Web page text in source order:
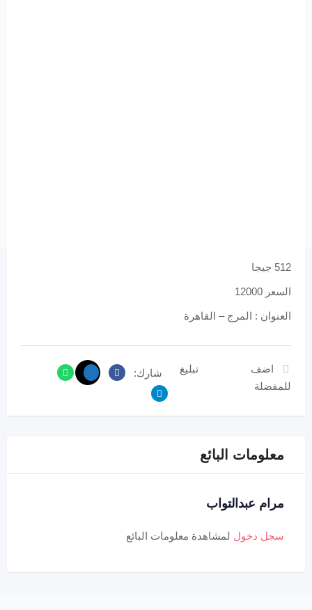
512 جيجا
السعر 12000
العنوان : المرج – القاهرة
اضف
للمفضلة
تبليغ شارك:
معلومات البائع
مرام عبدالتواب
سجل دخول لمشاهدة معلومات البائع